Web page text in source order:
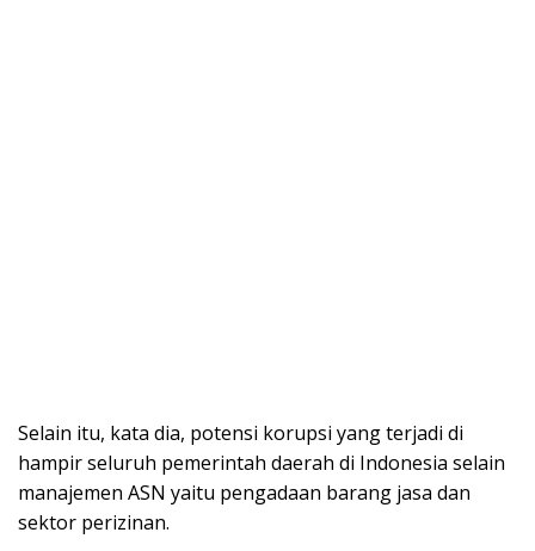
Selain itu, kata dia, potensi korupsi yang terjadi di
hampir seluruh pemerintah daerah di Indonesia selain
manajemen ASN yaitu pengadaan barang jasa dan
sektor perizinan.